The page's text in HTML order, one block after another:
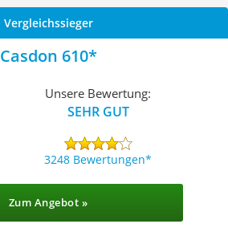
Vergleichssieger
Casdon 610
Unsere Bewertung:
SEHR GUT
3248 Bewertungen
Zum Angebot »